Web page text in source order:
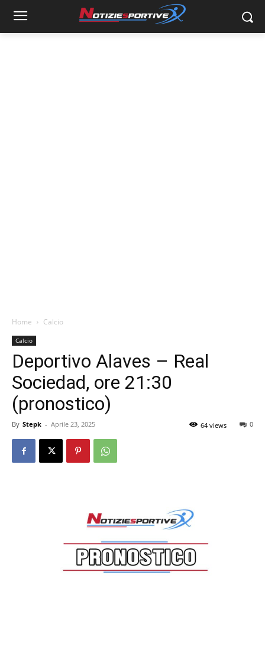
Home Calcio
Calcio
Deportivo Alaves – Real
Sociedad, ore 21:30
(pronostico)
By Stepk - Aprile 23, 2025 0
64 views